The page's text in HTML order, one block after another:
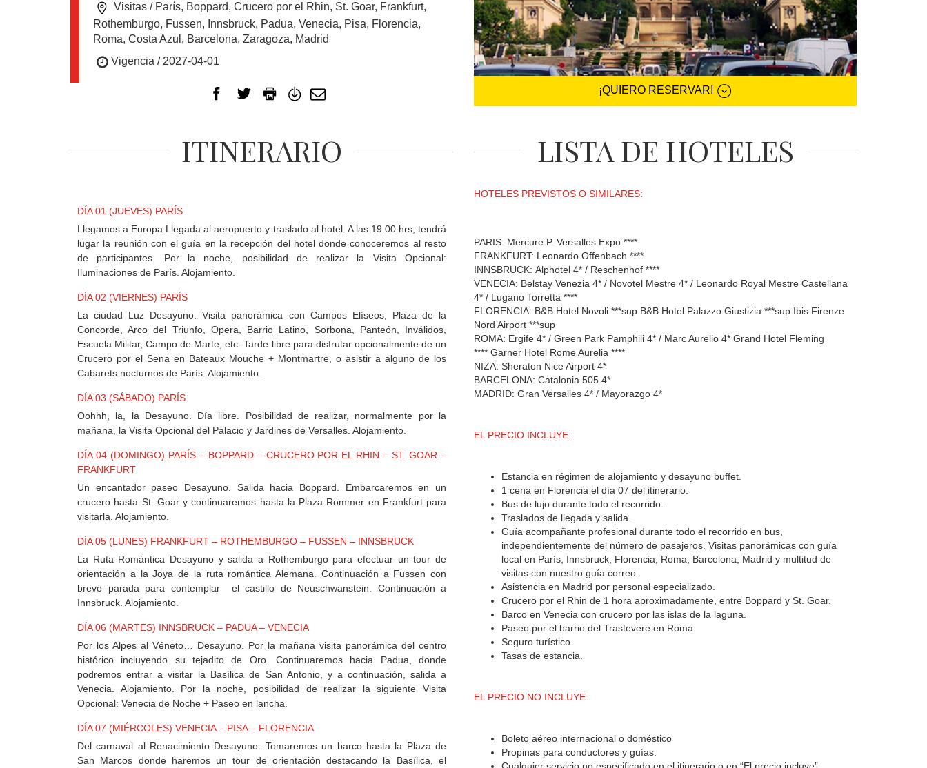
FLORIDA
CONTACTO
REGISTRO
Visitas / París, Boppard, Crucero por el Rhin, St. Goar, Frankfurt,
Rothemburgo, Fussen, Innsbruck, Padua, Venecia, Pisa, Florencia,
Roma, Costa Azul, Barcelona, Zaragoza, Madrid
Vigencia / 2027-04-01
¡QUIERO RESERVAR!
ITINERARIO
DÍA 01 (JUEVES) PARÍS
Llegamos a Europa Llegada al aeropuerto y traslado al hotel. A las 19.00 hrs, tendrá
lugar la reunión con el guía en la recepción del hotel donde conoceremos al resto
de participantes. Por la noche, posibilidad de realizar la Visita Opcional:
Iluminaciones de París. Alojamiento.
DÍA 02 (VIERNES) PARÍS
La ciudad Luz Desayuno. Visita panorámica con Campos Elíseos, Plaza de la
Concorde, Arco del Triunfo, Opera, Barrio Latino, Sorbona, Panteón, Inválidos,
Escuela Militar, Campo de Marte, etc. Tarde libre para disfrutar opcionalmente de un
Crucero por el Sena en Bateaux Mouche + Montmartre, o asistir a alguno de los
Cabarets nocturnos de París. Alojamiento.
DÍA 03 (SÁBADO) PARÍS
Oohhh, la, la Desayuno. Día libre. Posibilidad de realizar, normalmente por la
mañana, la Visita Opcional del Palacio y Jardines de Versalles. Alojamiento.
DÍA 04 (DOMINGO) PARÍS – BOPPARD – CRUCERO POR EL RHIN – ST. GOAR –
FRANKFURT
Un encantador paseo Desayuno. Salida hacia Boppard. Embarcaremos en un
crucero hasta St. Goar y continuaremos hasta la Plaza Rommer en Frankfurt para
visitarla. Alojamiento.
DÍA 05 (LUNES) FRANKFURT – ROTHEMBURGO – FUSSEN – INNSBRUCK
La Ruta Romántica Desayuno y salida a Rothemburgo para efectuar un tour de
orientación a la Joya de la ruta romántica Alemana. Continuación a Fussen con
breve parada para contemplar el castillo de Neuschwanstein. Continuación a
Innsbruck. Alojamiento.
DÍA 06 (MARTES) INNSBRUCK – PADUA – VENECIA
Por los Alpes al Véneto… Desayuno. Por la mañana visita panorámica del centro
histórico incluyendo su tejadito de Oro. Continuaremos hacia Padua, donde
podremos entrar a visitar la Basílica de San Antonio, y a continuación, salida a
Venecia. Alojamiento. Por la noche, posibilidad de realizar la siguiente Visita
Opcional: Venecia de Noche + Paseo en lancha.
DÍA 07 (MIÉRCOLES) VENECIA – PISA – FLORENCIA
Del carnaval al Renacimiento Desayuno. Tomaremos un barco hasta la Plaza de
San Marcos donde haremos un tour de orientación destacando la Basílica, el
LISTA DE HOTELES
HOTELES PREVISTOS O SIMILARES:
PARIS: Mercure P. Versalles Expo ****
FRANKFURT: Leonardo Offenbach ****
INNSBRUCK: Alphotel 4* / Reschenhof ****
VENECIA: Belstay Venezia 4* / Novotel Mestre 4* / Leonardo Royal Mestre Castellana
4* / Lugano Torretta ****
FLORENCIA: B&B Hotel Novoli ***sup B&B Hotel Palazzo Giustizia ***sup Ibis Firenze
Nord Airport ***sup
ROMA: Ergife 4* / Green Park Pamphili 4* / Marc Aurelio 4* Grand Hotel Fleming
**** Garner Hotel Rome Aurelia ****
NIZA: Sheraton Nice Airport 4*
BARCELONA: Catalonia 505 4*
MADRID: Gran Versalles 4* / Mayorazgo 4*
EL PRECIO INCLUYE:
Estancia en régimen de alojamiento y desayuno buffet.
1 cena en Florencia el día 07 del itinerario.
Bus de lujo durante todo el recorrido.
Traslados de llegada y salida.
Guía acompañante profesional durante todo el recorrido en bus,
independientemente del número de pasajeros. Visitas panorámicas con guía
local en París, Innsbruck, Florencia, Roma, Barcelona, Madrid y multitud de
visitas con nuestro guía correo.
Asistencia en Madrid por personal especializado.
Crucero por el Rhin de 1 hora aproximadamente, entre Boppard y St. Goar.
Barco en Venecia con crucero por las islas de la laguna.
Paseo por el barrio del Trastevere en Roma.
Seguro turístico.
Tasas de estancia.
EL PRECIO NO INCLUYE:
Boleto aéreo internacional o doméstico
Propinas para conductores y guías.